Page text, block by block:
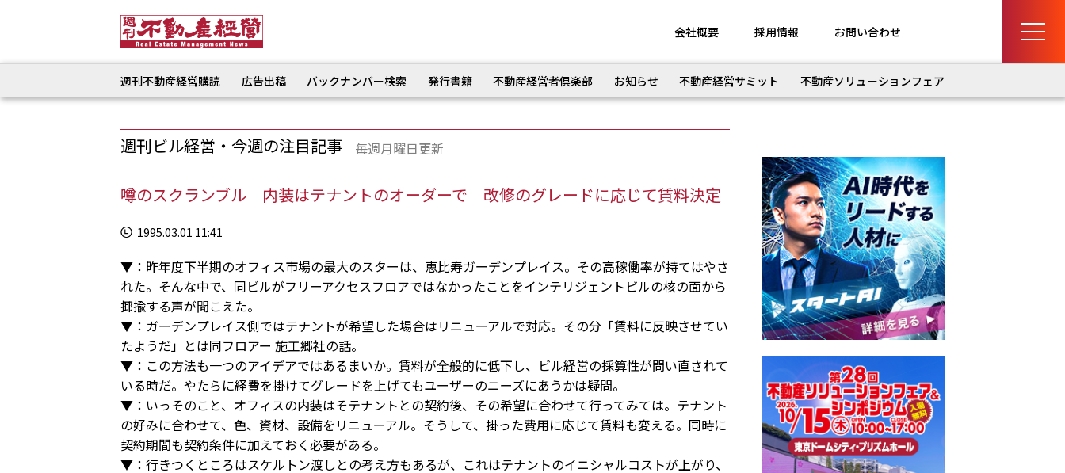
会社概要 採用情報 お問い合わせ
週刊不動産経営購読 広告出稿 バックナンバー検索 発行書籍 不動産経営者倶楽部 お知らせ 不動産経営サミット 不動産ソリューションフェア
週刊ビル経営・今週の注目記事 毎週月曜日更新
噂のスクランブル 内装はテナントのオーダーで 改修のグレードに応じて賃料決定
1995.03.01 11:41
▼：昨年度下半期のオフィス市場の最大のスターは、恵比寿ガーデンプレイス。その高稼働率が持てはやさ
れた。そんな中で、同ビルがフリーアクセスフロアではなかったことをインテリジェントビルの核の面から
揶揄する声が聞こえた。
▼：ガーデンプレイス側ではテナントが希望した場合はリニューアルで対応。その分「賃料に反映させてい
たようだ」とは同フロアー 施工郷社の話。
▼：この方法も一つのアイデアではあるまいか。賃料が全般的に低下し、ビル経営の採算性が問い直されて
いる時だ。やたらに経費を掛けてグレードを上げてもユーザーのニーズにあうかは疑問。
▼：いっそのこと、オフィスの内装はそテナントとの契約後、その希望に合わせて行ってみては。テナント
の好みに合わせて、色、資材、設備をリニューアル。そうして、掛った費用に応じて賃料も変える。同時に
契約期間も契約条件に加えておく必要がある。
▼：行きつくところはスケルトン渡しとの考え方もあるが、これはテナントのイニシャルコストが上がり、